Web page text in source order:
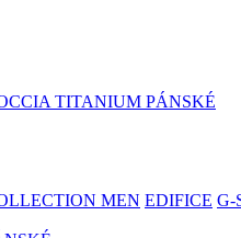
TITANIUM PÁNSKÉ
MEN EDIFICE G-